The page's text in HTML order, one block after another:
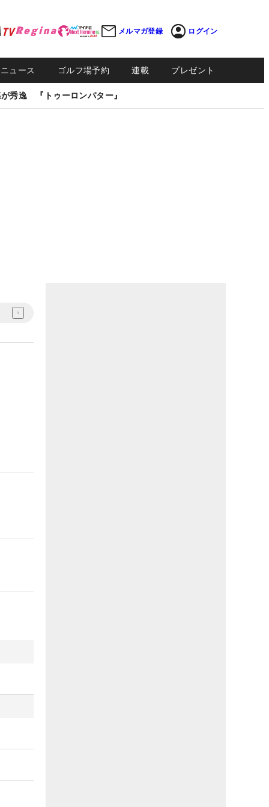
メルマガ登録 ログイン
ュース ゴルフ場予約 連載 プレゼント
秀逸 『トゥーロンパター』